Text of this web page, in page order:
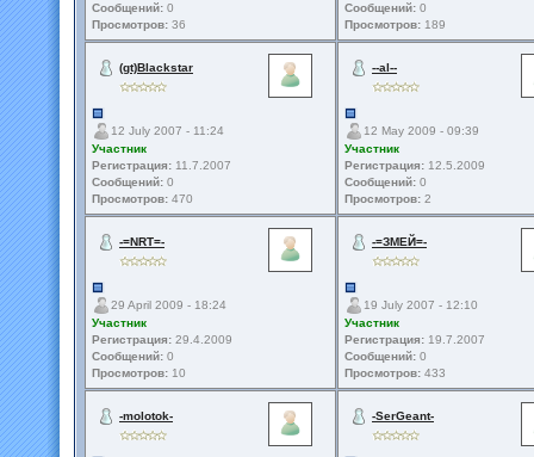
Сообщений: 0
Просмотров: 36
Сообщений: 0
Просмотров: 189
(gt)Blackstar
12 July 2007 - 11:24
Участник
Регистрация: 11.7.2007
Сообщений: 0
Просмотров: 470
--al--
12 May 2009 - 09:39
Участник
Регистрация: 12.5.2009
Сообщений: 0
Просмотров: 2
-=NRT=-
29 April 2009 - 18:24
Участник
Регистрация: 29.4.2009
Сообщений: 0
Просмотров: 10
-=ЗМЕЙ=-
19 July 2007 - 12:10
Участник
Регистрация: 19.7.2007
Сообщений: 0
Просмотров: 433
-molotok- -SerGeant-